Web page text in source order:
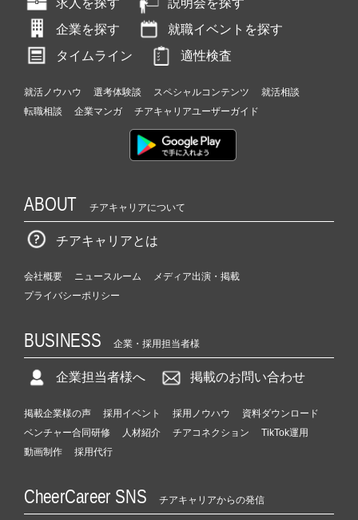
求人を探す
説明会を探す
企業を探す
就職イベントを探す
タイムライン
適性検査
就活ノウハウ 選考体験談 スペシャルコンテンツ
就活相談
転職相談
企業マンガ チアキャリアユーザーガイド
ABOUT チアキャリアについて
チアキャリアとは
会社概要 ニュースルーム
メディア出演・掲載
プライバシーポリシー
BUSINESS 企業・採用担当者様
企業担当者様へ 掲載のお問い合わせ
掲載企業様の声 採用イベント 採用ノウハウ
資料ダウンロード
ベンチャー合同研修
人材紹介 チアコネクション
TikTok運用
動画制作
採用代行
CheerCareer SNS チアキャリアからの発信